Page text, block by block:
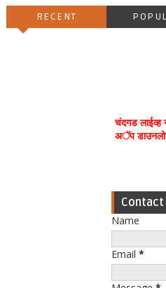
RECENT
चंदगड लाईव्ह
अॅप
Contact
Name
Email *